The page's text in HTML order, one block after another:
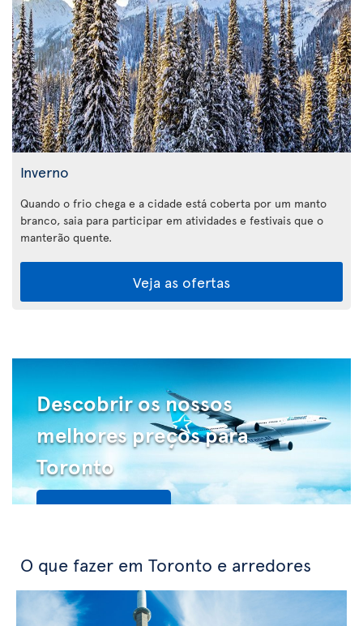
Inverno
Quando o frio chega e a cidade está coberta por um manto
branco, saia para participar em atividades e festivais que o
manterão quente.
Veja as ofertas
Descobrir os nossos
melhores preços para
Toronto
Veja as ofertas
O que fazer em Toronto e arredores